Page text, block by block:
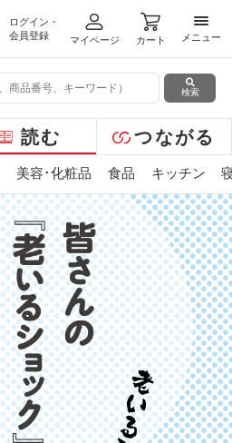
ログイン・
会員登録
マイページ カート
メニ
メニュー
検索
読む つながる
美容･化粧品 食品 キッチン